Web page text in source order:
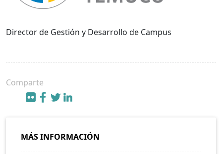
Director de Gestión y Desarrollo de Campus
Comparte
MÁS INFORMACIÓN